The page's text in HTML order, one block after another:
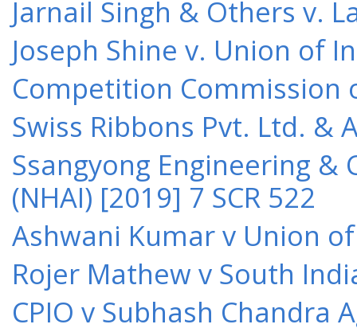
Jarnail Singh & Others v.
Joseph Shine v. Union of
Competition Commission
Swiss Ribbons Pvt. Ltd. &
Ssangyong Engineering
(NHAI) [2019] 7 SCR 522
Ashwani Kumar v Union
Rojer Mathew v South
CPIO v Subhash Chandra